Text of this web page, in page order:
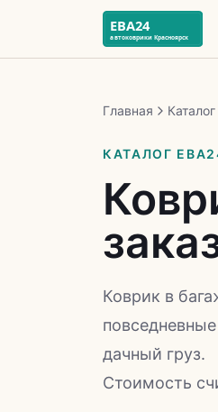
Главная Каталог
КАТАЛОГ
Коврик в
дачный груз.
Стоимость